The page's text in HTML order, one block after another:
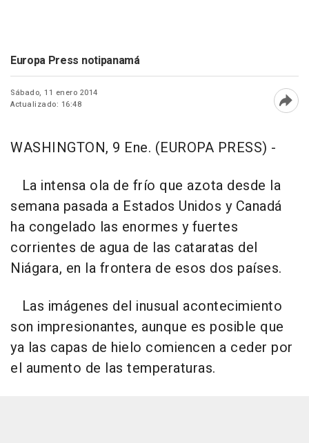
Europa Press notipanamá
Sábado, 11 enero 2014
Actualizado: 16:48
WASHINGTON, 9 Ene. (EUROPA PRESS) -
La intensa ola de frío que azota desde la
semana pasada a Estados Unidos y Canadá
ha congelado las enormes y fuertes
corrientes de agua de las cataratas del
Niágara, en la frontera de esos dos países.
Las imágenes del inusual acontecimiento
son impresionantes, aunque es posible que
ya las capas de hielo comiencen a ceder por
el aumento de las temperaturas.